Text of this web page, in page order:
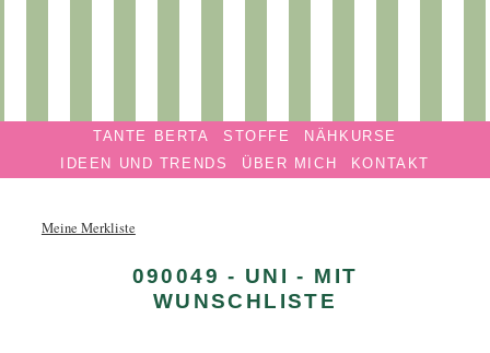
BERTA
Privatmanufaktur
Navigation überspringenTANTE BERTA STOFFE
NÄHKURSE
IDEEN UND TRENDS
ÜBER MICH KONTAKT
Meine Merkliste
090049 - UNI - MIT
WUNSCHLISTE